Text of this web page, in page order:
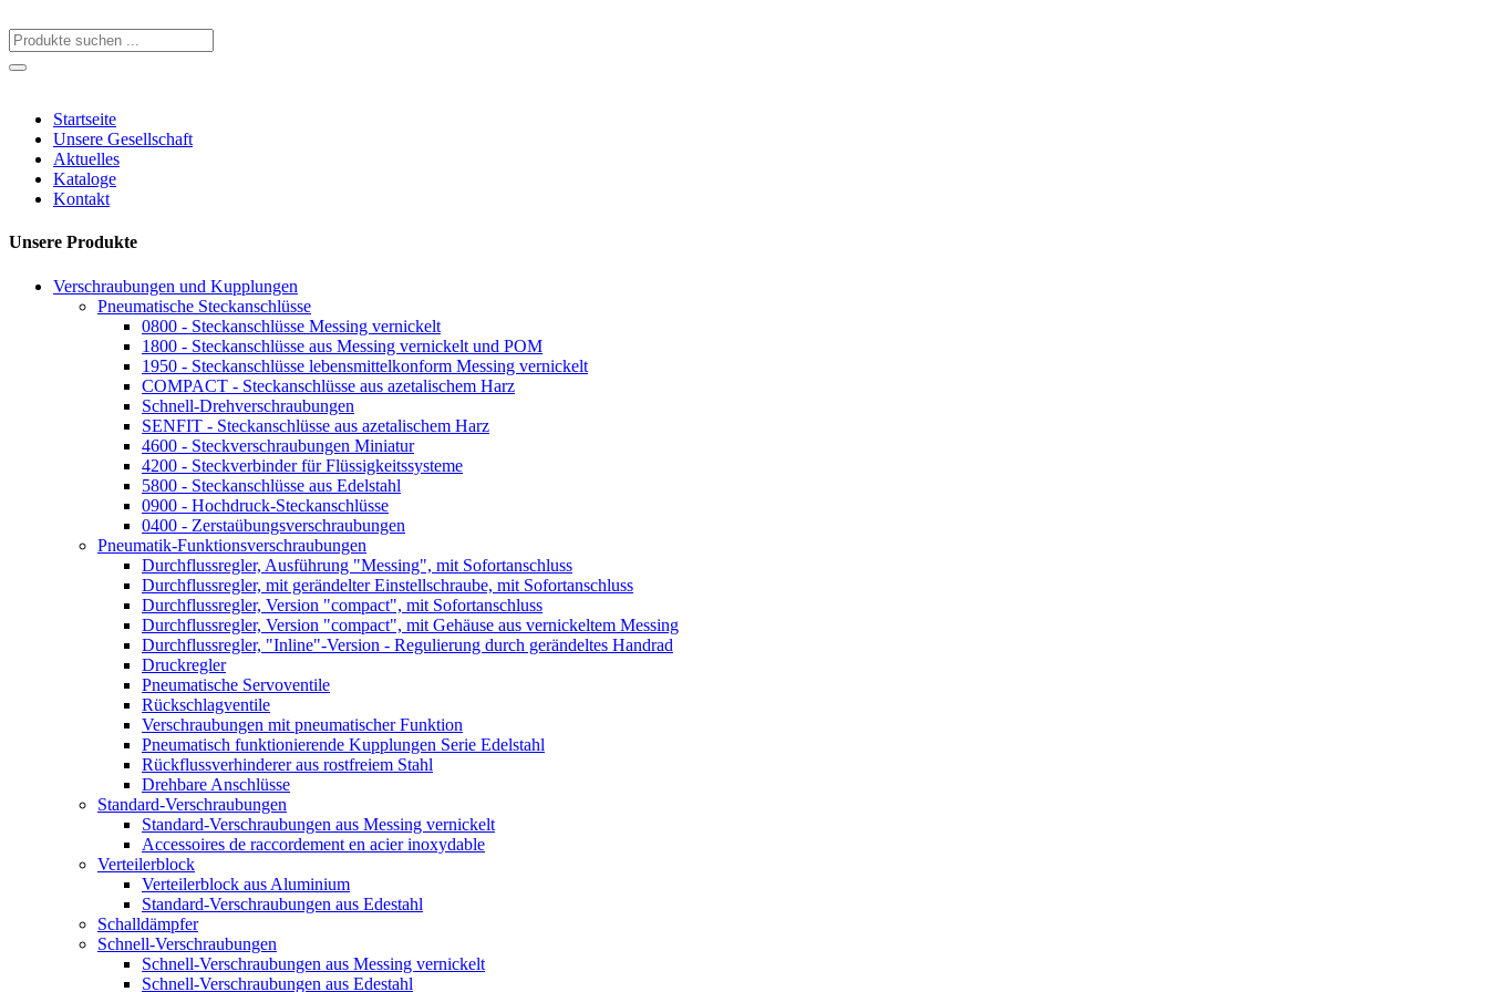
Startseite
Unsere Gesellschaft
Aktuelles
Kataloge
Kontakt
Unsere Produkte
Verschraubungen und Kupplungen
Pneumatische Steckanschlüsse
0800 - Steckanschlüsse Messing vernickelt
1800 - Steckanschlüsse aus Messing vernickelt und POM
1950 - Steckanschlüsse lebensmittelkonform Messing vernickelt
COMPACT - Steckanschlüsse aus azetalischem Harz
Schnell-Drehverschraubungen
SENFIT - Steckanschlüsse aus azetalischem Harz
4600 - Steckverschraubungen Miniatur
4200 - Steckverbinder für Flüssigkeitssysteme
5800 - Steckanschlüsse aus Edelstahl
0900 - Hochdruck-Steckanschlüsse
0400 - Zerstaübungsverschraubungen
Pneumatik-Funktionsverschraubungen
Durchflussregler, Ausführung "Messing", mit Sofortanschluss
Durchflussregler, mit gerändelter Einstellschraube, mit Sofortanschluss
Durchflussregler, Version "compact", mit Sofortanschluss
Durchflussregler, Version "compact", mit Gehäuse aus vernickeltem Messing
Durchflussregler, "Inline"-Version - Regulierung durch gerändeltes Handrad
Druckregler
Pneumatische Servoventile
Rückschlagventile
Verschraubungen mit pneumatischer Funktion
Pneumatisch funktionierende Kupplungen Serie Edelstahl
Rückflussverhinderer aus rostfreiem Stahl
Drehbare Anschlüsse
Standard-Verschraubungen
Standard-Verschraubungen aus Messing vernickelt
Accessoires de raccordement en acier inoxydable
Verteilerblock
Verteilerblock aus Aluminium
Standard-Verschraubungen aus Edestahl
Schalldämpfer
Schnell-Verschraubungen
Schnell-Verschraubungen aus Messing vernickelt
Schnell-Verschraubungen aus Edestahl